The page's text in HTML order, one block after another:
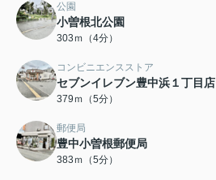
公園
小曽根北公園
303ｍ（4分）
コンビニエンスストア
セブンイレブン豊中浜１丁目店
379ｍ（5分）
郵便局
豊中小曽根郵便局
383ｍ（5分）